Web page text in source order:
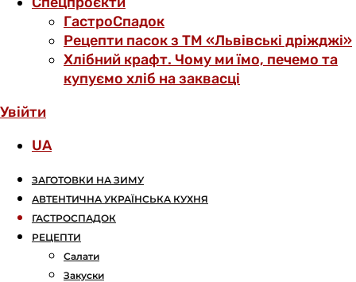
ГастроСпадок
Рецепти пасок з ТМ «Львівські дріжджі»
Хлібний крафт. Чому ми їмо, печемо та
купуємо хліб на заквасці
Увійти
UA
ЗАГОТОВКИ НА ЗИМУ
АВТЕНТИЧНА УКРАЇНСЬКА КУХНЯ
ГАСТРОСПАДОК
РЕЦЕПТИ
Салати
Закуски